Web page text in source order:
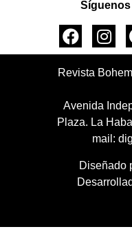
Revista
Avenida
Plaza. La
mail:
Diseñado